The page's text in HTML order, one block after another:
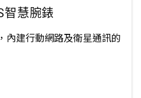
智慧腕錶
內建行動網路及衛星通訊的